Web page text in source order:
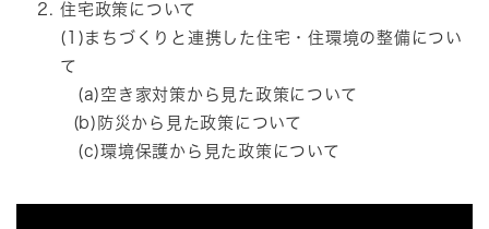
住宅政策について
(1)まちづくりと連携した住宅・住環境の整備につい
て
(a)空き家対策から見た政策について
(b)防災から見た政策について
(c)環境保護から見た政策について